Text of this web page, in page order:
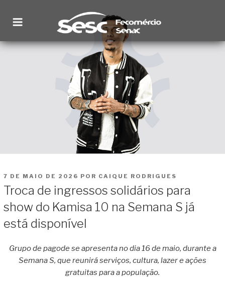
para
conteúdo
SESC RORAIMA
PUBLICADO
EM
7 DE MAIO DE 2026 POR CAIQUE RODRIGUES
Troca de ingressos solidários para
show do Kamisa 10 na Semana S já
está disponível
Grupo de pagode se apresenta no dia 16 de maio, durante a
Semana S, que reunirá serviços, cultura, lazer e ações
gratuitas para a população.